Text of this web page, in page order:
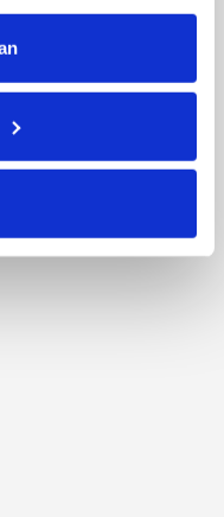
de pagina. De
“details”.
team